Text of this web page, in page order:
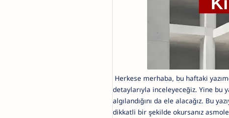
Herkese merhaba, bu haftaki
detaylarıyla inceleyeceğiz. Yine bu
algılandığını da ele alacağız. Bu
dikkatli bir şekilde okursanız